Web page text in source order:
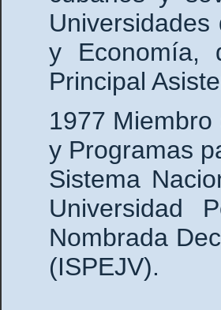
y Economía,
Principal
1977
y Programas
Sistema
Universidad
Nombrada
(ISPEJV).